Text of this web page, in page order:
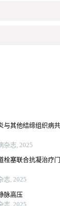
与其他结缔组织病
杂志, 2025
栓塞联合抗凝治疗
志, 2025
脉高压
志, 2025